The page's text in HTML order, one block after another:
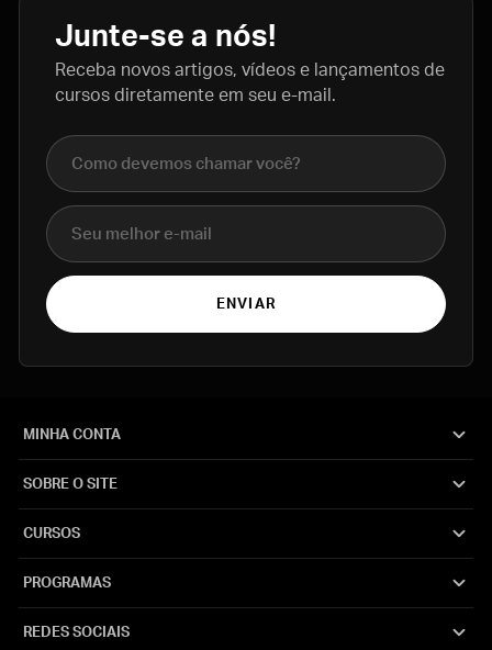
Junte-se a nós!
Receba novos artigos, vídeos e lançamentos de
cursos diretamente em seu e-mail.
Nome completo
E-mail
ENVIAR
MINHA CONTA
SOBRE O SITE
CURSOS
PROGRAMAS
REDES SOCIAIS